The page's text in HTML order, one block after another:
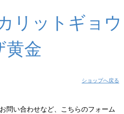
リットギョウ
黄金
ショップへ戻る
問い合わせなど、こちらのフォーム